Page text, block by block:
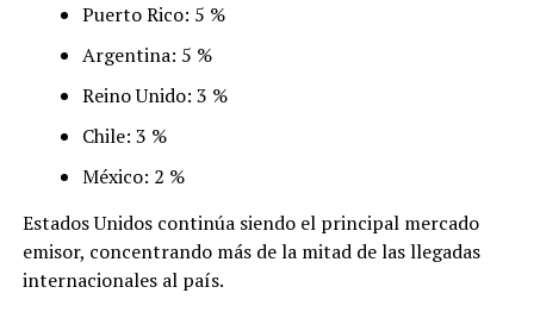
Puerto Rico: 5 %
Argentina: 5 %
Reino Unido: 3 %
Chile: 3 %
México: 2 %
Estados Unidos continúa siendo el principal mercado
emisor, concentrando más de la mitad de las llegadas
internacionales al país.